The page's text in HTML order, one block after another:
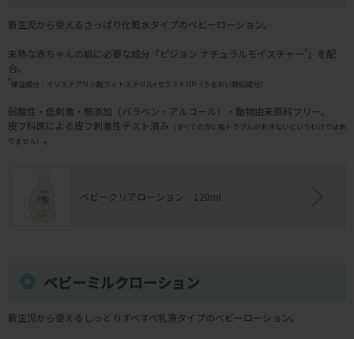
新生児から使えるさっぱり化粧水タイプのベビーローション。
未熟な赤ちゃんの肌に必要な成分「ピジョン ナチュラルモイスチャー * 」を配
合。
*保湿成分：イソステアリン酸フィトステリル+セラミドNP（うるおい類似成分）
弱酸性・低刺激・無添加（パラベン・アルコール）・動物由来原料フリー。
皮フ科医による皮フ刺激性テスト済み （すべての方に肌トラブルがおきないというわけではあ
りません） 。
ベビークリアローション 120ml
ベビーミルクローション
新生児から使えるしっとりすべすべ乳液タイプのベビーローション。